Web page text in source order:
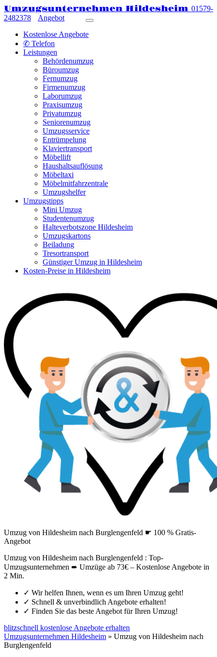
Umzugsunternehmen Hildesheim 01579-
2482378
Angebot
Kostenlose Angebote
✆ Telefon
Leistungen
Behördenumzug
Büroumzug
Fernumzug
Firmenumzug
Laborumzug
Praxisumzug
Privatumzug
Seniorenumzug
Umzugsservice
Entrümpelung
Klaviertransport
Möbellift
Haushaltsauflösung
Möbeltaxi
Möbelmitfahrzentrale
Umzugshelfer
Umzugstipps
Mini Umzug
Studentenumzug
Halteverbotszone Hildesheim
Umzugskartons
Beiladung
Tresortransport
Günstiger Umzug in Hildesheim
Kosten-Preise in Hildesheim
Umzug von Hildesheim nach Burglengenfeld ☛ 100 % Gratis-
Angebot
Umzug von Hildesheim nach Burglengenfeld : Top-
Umzugsunternehmen ➨ Umzüge ab 73€ – Kostenlose Angebote in
2 Min.
✓ Wir helfen Ihnen, wenn es um Ihren Umzug geht!
✓ Schnell & unverbindlich Angebote erhalten!
✓ Finden Sie das beste Angebot für Ihren Umzug!
blitzschnell kostenlose Angebote erhalten
Umzugsunternehmen Hildesheim » Umzug von Hildesheim nach
Burglengenfeld